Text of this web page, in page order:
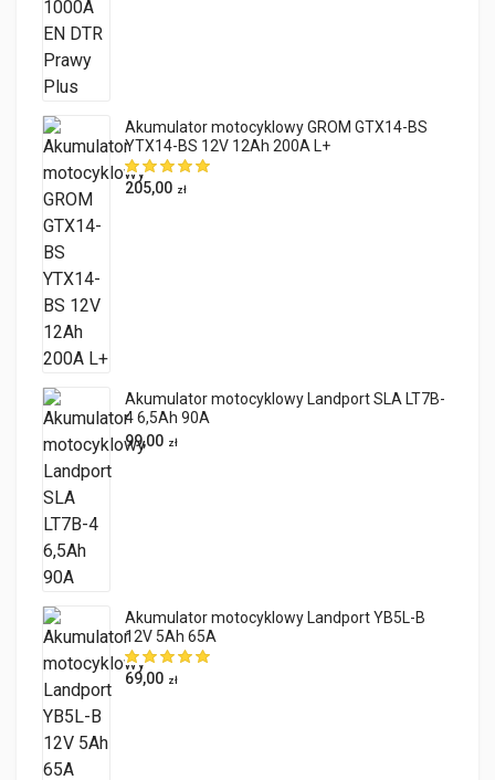
Akumulator motocyklowy GROM GTX14-BS
YTX14-BS 12V 12Ah 200A L+
205,00 zł
Akumulator motocyklowy Landport SLA LT7B-
4 6,5Ah 90A
99,00 zł
Akumulator motocyklowy Landport YB5L-B
12V 5Ah 65A
69,00 zł